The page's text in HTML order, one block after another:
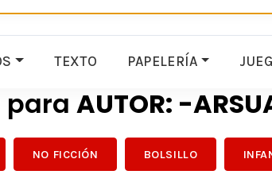
TEXTO PAPELERÍA
para AUTOR: -
NO FICCIÓN BOLSILLO